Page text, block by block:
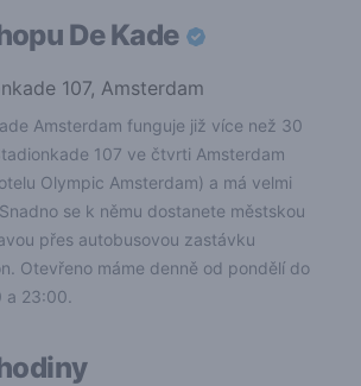
De Kade
107, Amsterdam
Amsterdam funguje již více než 30
107 ve čtvrti Amsterdam
Olympic Amsterdam) a má velmi
se k němu dostanete městskou
přes autobusovou zastávku
Otevřeno máme denně od pondělí do
23:00.